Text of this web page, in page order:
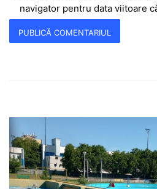
navigator pentru data viitoare